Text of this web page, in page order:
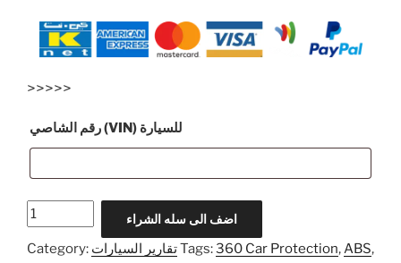
>>>>>
رقم الشاصي (VIN) للسيارة
Quantity
اضف الى سله الشراء
Category: تقارير السياراتTags:360 Car Protection,ABS,